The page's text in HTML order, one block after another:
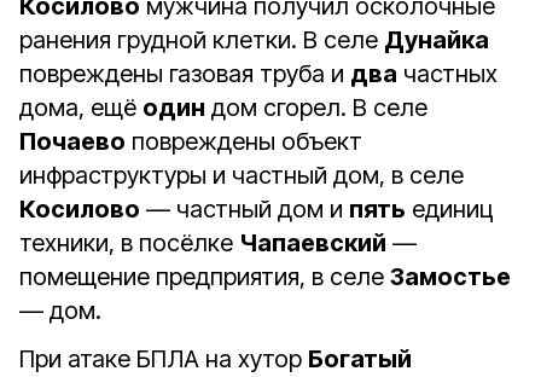
Косилово мужчина получил осколочные
ранения грудной клетки. В селе Дунайка
повреждены газовая труба и два частных
дома, ещё один дом сгорел. В селе
Почаево повреждены объект
инфраструктуры и частный дом, в селе
Косилово — частный дом и пять единиц
техники, в посёлке Чапаевский —
помещение предприятия, в селе Замостье
— дом.
При атаке БПЛА на хутор Богатый